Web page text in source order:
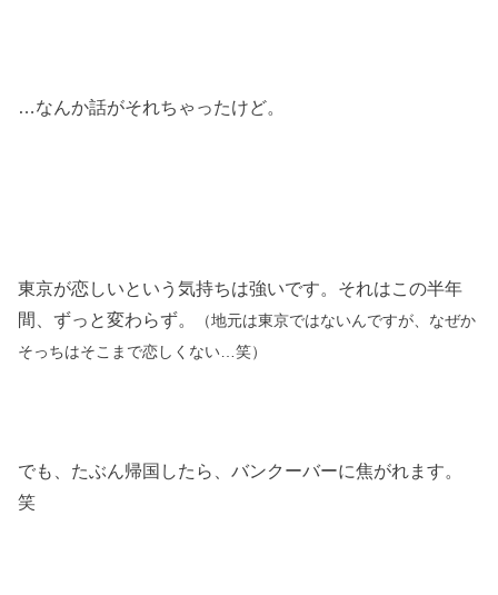
…なんか話がそれちゃったけど。
東京が恋しいという気持ちは強いです。それはこの半年
間、ずっと変わらず。
（地元は東京ではないんですが、なぜか
そっちはそこまで恋しくない…笑）
でも、たぶん帰国したら、バンクーバーに焦がれます。
笑